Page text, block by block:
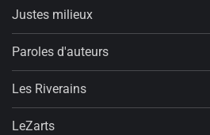
Justes milieux
Paroles d'auteurs
Les Riverains
LeZarts